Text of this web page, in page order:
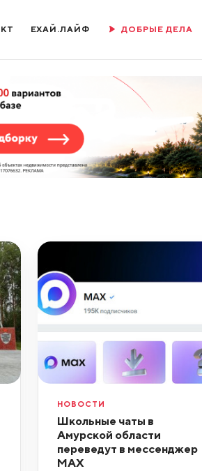
ЕХАЙ.ЛАЙФ ДОБРЫЕ ДЕЛА
НОВОСТИ
Школьные чаты в
Амурской области
переведут в мессенджер
MAX